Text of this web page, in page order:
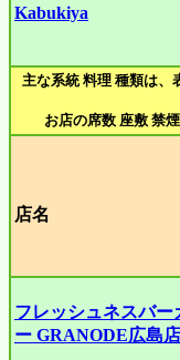
Kabukiya
主な系統 料理 種類は、
お店の席数 座敷 禁
店名
フレッシュネスバー
ー GRANODE広島店